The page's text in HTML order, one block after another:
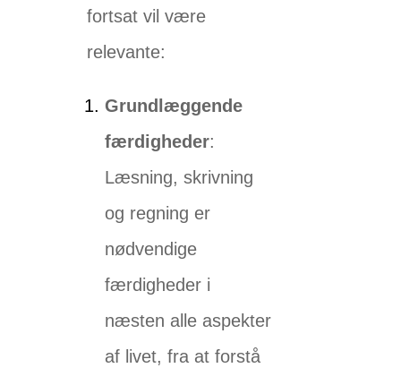
fortsat vil være
relevante:
Grundlæggende
færdigheder:
Læsning, skrivning
og regning er
nødvendige
færdigheder i
næsten alle aspekter
af livet, fra at forstå